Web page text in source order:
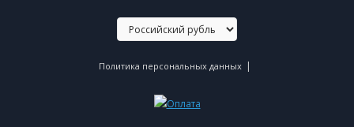
Политика персональных данных |